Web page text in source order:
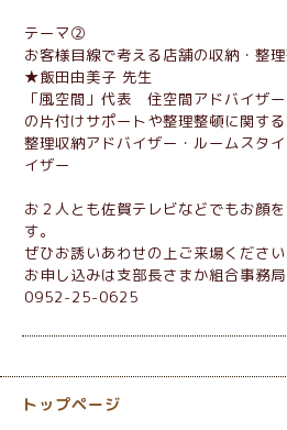
テーマ②
お客様目線で考える店舗の収納・整
★飯田由美子 先生
「風空間」代表 住空間アドバイザ
の片付けサポートや整理整頓に関す
整理収納アドバイザー・ルームスタ
イザー
お２人とも佐賀テレビなどでもお顔
す。
ぜひお誘いあわせの上ご来場ください
お申し込みは支部長さまか組合事務
0952-25-0625
トップページ